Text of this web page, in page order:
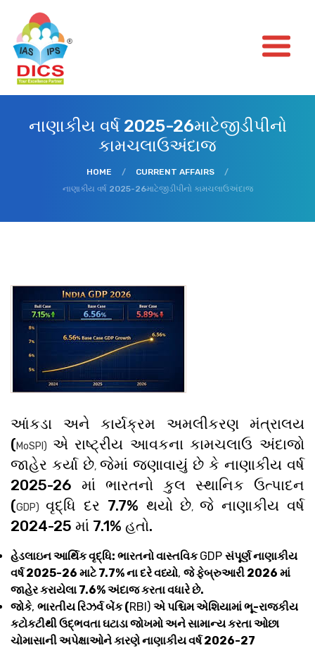
નાણાકીય વર્ષ 2025-26માટેજીડીપીનો
કામચલાઉઅંદાજ
HOME / CURRENT AFFAIRS
/
નાણાકીય વર્ષ 2025-26માટેજીડીપીનો કામચલાઉઅંદાજ
આંકડા અને કાર્યક્રમ અમલીકરણ મંત્રાલય
(MoSPI) એ રાષ્ટ્રીય આવકના કામચલાઉ અંદાજો
જાહેર કર્યા છે, જેમાં જણાવાયું છે કે નાણાકીય વર્ષ
2025-26 માં ભારતનો કુલ સ્થાનિક ઉત્પાદન
(GDP) વૃદ્ધિ દર 7.7% થયો છે,જે નાણાકીય વર્ષ
2024-25 માં 7.1% હતો.
હેડલાઇન આર્થિક વૃદ્ધિ: ભારતનો વાસ્તવિકGDP સંપૂર્ણ નાણાકીય
વર્ષ 2025-26 માટે 7.7% ના દરે વધ્યો, જે ફેબ્રુઆરી 2026 માં
જાહેર કરાયેલા 7.6% અંદાજ કરતા વધારે છે.
જોકે, ભારતીય રિઝર્વ બેંક (RBI) એ પશ્ચિમ એશિયામાં ભૂ-રાજકીય
કટોકટીથી ઉદ્ભવતા ઘટાડા જોખમો અને સામાન્ય કરતા ઓછા
ચોમાસાની અપેક્ષાઓને કારણે નાણાકીય વર્ષ 2026-27